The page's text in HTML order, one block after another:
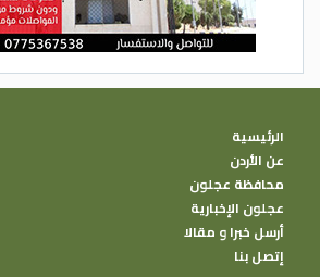
الرئيسية
عن الأردن
محافظة عجلون
عجلون الإخبارية
أرسل خبرا و مقالا
إتصل بنا